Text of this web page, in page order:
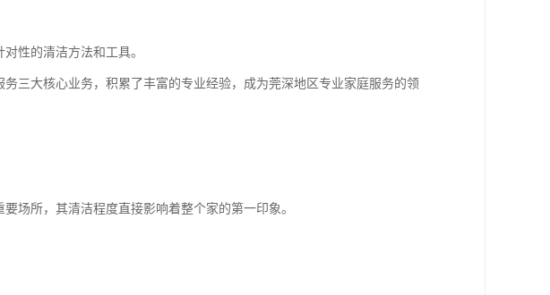
性的清洁方法和工具。
三大核心业务，积累了丰富的专业经验，成为莞深地区专业家庭服务的领
场所，其清洁程度直接影响着整个家的第一印象。